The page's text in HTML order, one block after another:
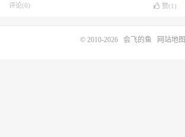
评论(0) 赞(1 )
© 2010-2026 会飞的鱼 网站地图